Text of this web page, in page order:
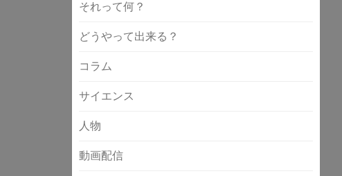
それって何？
どうやって出来る？
コラム
サイエンス
人物
動画配信